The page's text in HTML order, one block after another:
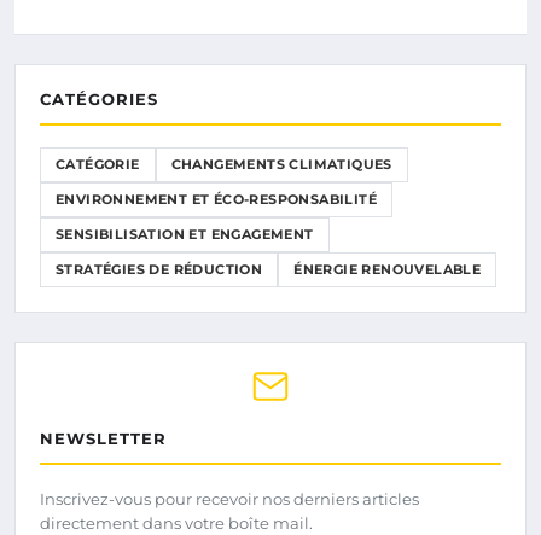
CATÉGORIES
CATÉGORIE CHANGEMENTS CLIMATIQUES
ENVIRONNEMENT ET ÉCO-RESPONSABILITÉ
SENSIBILISATION ET ENGAGEMENT
STRATÉGIES DE RÉDUCTION ÉNERGIE RENOUVELABLE
NEWSLETTER
Inscrivez-vous pour recevoir nos derniers articles
directement dans votre boîte mail.